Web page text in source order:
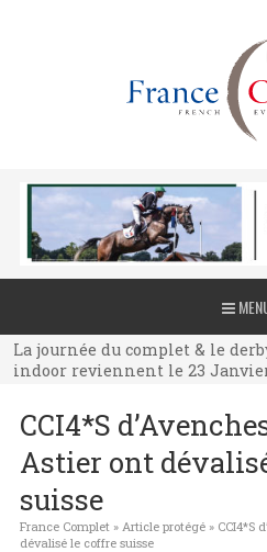
La journée du complet & le
indoor reviennent le 23 Janvier
La journée du complet & le
indoor reviennent le 23
indoor reviennent le 23
CCI4*S
Astier ont
suisse
France Complet» Article protégé» CCI4*S
dévalisé le coffre suisse